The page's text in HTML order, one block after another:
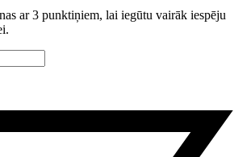
ar 3 punktiņiem, lai iegūtu vairāk iespēju